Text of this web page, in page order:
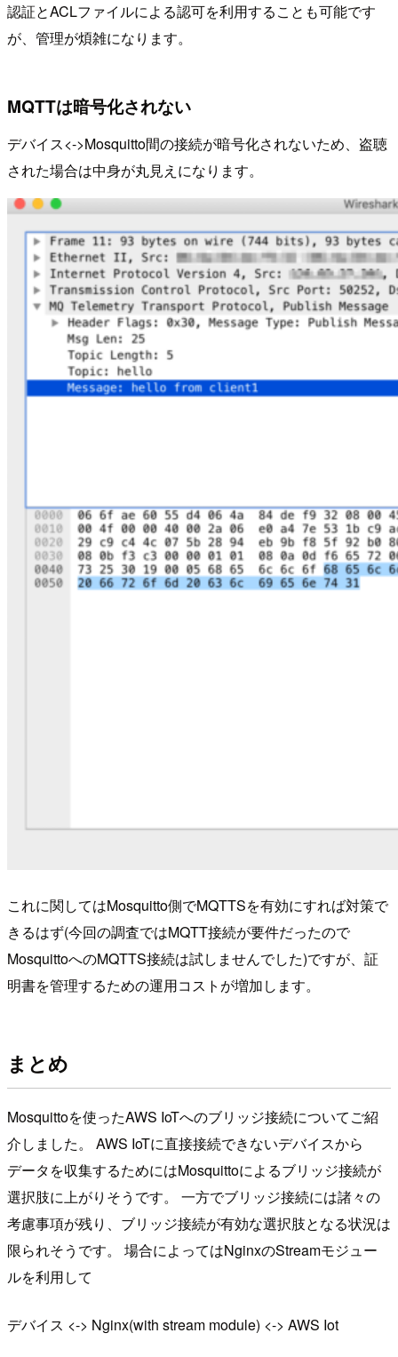
認証とACLファイルによる認可を利用することも可能です
が、管理が煩雑になります。
MQTTは暗号化されない
デバイス<->Mosquitto間の接続が暗号化されないため、盗聴
された場合は中身が丸見えになります。
これに関してはMosquitto側でMQTTSを有効にすれば対策で
きるはず(今回の調査ではMQTT接続が要件だったので
MosquittoへのMQTTS接続は試しませんでした)ですが、証
明書を管理するための運用コストが増加します。
まとめ
Mosquittoを使ったAWS IoTへのブリッジ接続についてご紹
介しました。 AWS IoTに直接接続できないデバイスから
データを収集するためにはMosquittoによるブリッジ接続が
選択肢に上がりそうです。 一方でブリッジ接続には諸々の
考慮事項が残り、ブリッジ接続が有効な選択肢となる状況は
限られそうです。 場合によってはNginxのStreamモジュー
ルを利用して
デバイス <-> Nginx(with stream module) <-> AWS Iot